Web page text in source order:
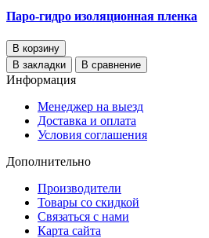
Паро-гидро изоляционная пленка
В корзину
В закладки
В сравнение
Информация
Менеджер на выезд
Доставка и оплата
Условия соглашения
Дополнительно
Производители
Товары со скидкой
Связаться с нами
Карта сайта